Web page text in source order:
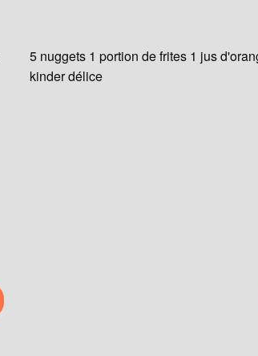
5 nuggets 1 portion de frites 1 jus
kinder délice